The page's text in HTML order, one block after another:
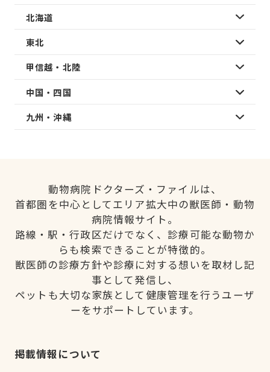
北海道
東北
甲信越・北陸
中国・四国
九州・沖縄
動物病院ドクターズ・ファイルは、
首都圏を中心としてエリア拡大中の獣医師・動物
病院情報サイト。
路線・駅・行政区だけでなく、診療可能な動物か
らも検索できることが特徴的。
獣医師の診療方針や診療に対する想いを取材し記
事として発信し、
ペットも大切な家族として健康管理を行うユーザ
ーをサポートしています。
掲載情報について